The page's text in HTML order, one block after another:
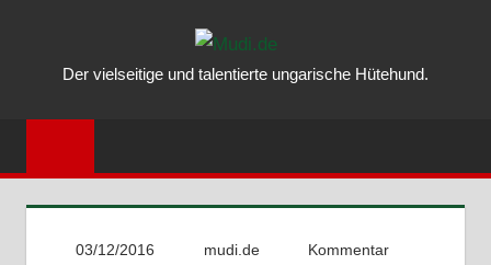
springen
–
DEN
Der vielseitige und talentierte ungarische Hütehund.
03/12/2016 mudi.de
Kommentar